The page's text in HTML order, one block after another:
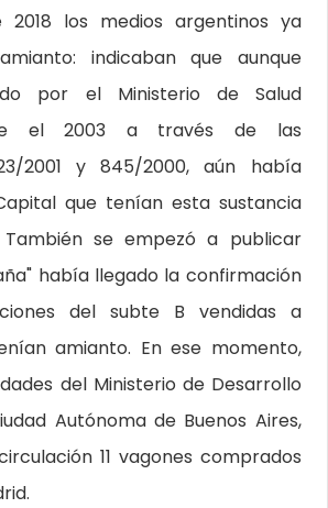
2018 los medios argentinos ya
indicaban que aunque
por el Ministerio de Salud
el 2003 a través de las
2001 y 845/2000, aún había
que tenían esta sustancia
se empezó a publicar
había llegado la confirmación
del subte B vendidas a
amianto. En ese momento,
del Ministerio de Desarrollo
Autónoma de Buenos Aires,
11 vagones comprados